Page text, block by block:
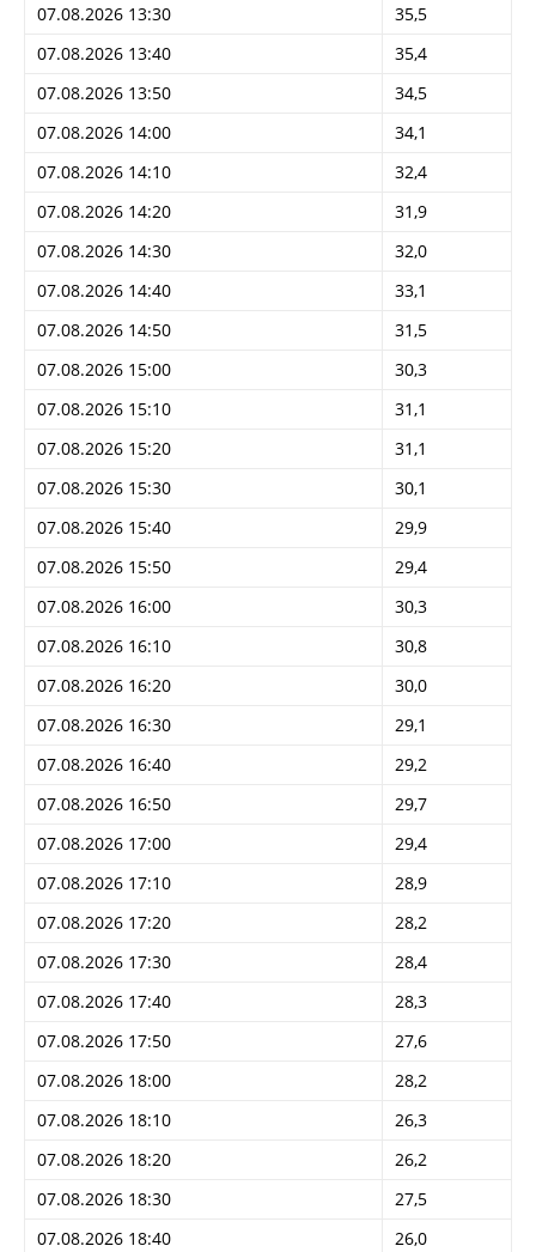
07.08.2026 13:30
35,5
07.08.2026 13:40
35,4
07.08.2026 13:50
34,5
07.08.2026 14:00
34,1
07.08.2026 14:10
32,4
07.08.2026 14:20
31,9
07.08.2026 14:30
32,0
07.08.2026 14:40
33,1
07.08.2026 14:50
31,5
07.08.2026 15:00
30,3
07.08.2026 15:10
31,1
07.08.2026 15:20
31,1
07.08.2026 15:30
30,1
07.08.2026 15:40
29,9
07.08.2026 15:50
29,4
07.08.2026 16:00
30,3
07.08.2026 16:10
30,8
07.08.2026 16:20
30,0
07.08.2026 16:30
29,1
07.08.2026 16:40
29,2
07.08.2026 16:50
29,7
07.08.2026 17:00
29,4
07.08.2026 17:10
28,9
07.08.2026 17:20
28,2
07.08.2026 17:30
28,4
07.08.2026 17:40
28,3
07.08.2026 17:50
27,6
07.08.2026 18:00
28,2
07.08.2026 18:10
26,3
07.08.2026 18:20
26,2
07.08.2026 18:30
27,5
07.08.2026 18:40
26,0